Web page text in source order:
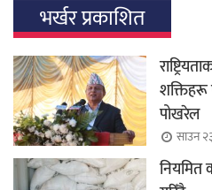
भर्खर प्रकाशित
शक्तिहरू
पोखरेल
साउन
नियमित